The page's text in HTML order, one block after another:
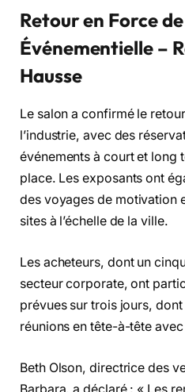
Retour en Force
Événementielle –
Hausse
Le salon a confirmé le
l’industrie, avec des
événements à court et long
place. Les exposants ont
des voyages de motivation
sites à l’échelle de la ville.
Les acheteurs, dont un
secteur corporate, ont
prévues sur trois jours,
réunions en tête-à-tête
Beth Olson, directrice des
Barbara, a déclaré : « Les